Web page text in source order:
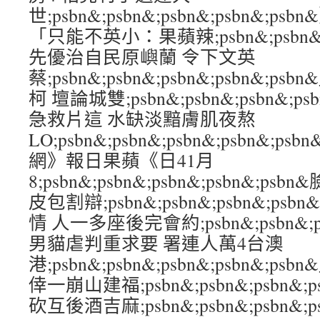
世
「只能不英小：果蘋辣
先優治自民原嶼蘭 令下文英
蔡
柯 壇論城雙
急救片這 水缺淡黯膚肌夜熬
網》報日果蘋《日41月
皮包割辯
情 人一多座後完會約
男貓虐判重求要 署連人萬4台澳
港
倖一崩山建福
砍互後酒吉麻